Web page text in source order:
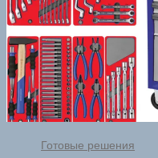
Готовые решения